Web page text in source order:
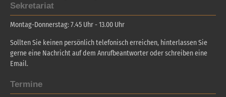
Sekretariat
Montag-Donnerstag: 7.45 Uhr - 13.00 Uhr
Sollten Sie keinen persönlich telefonisch erreichen, hinterlassen Sie
gerne eine Nachricht auf dem Anrufbeantworter oder schreiben eine
Email.
Termine